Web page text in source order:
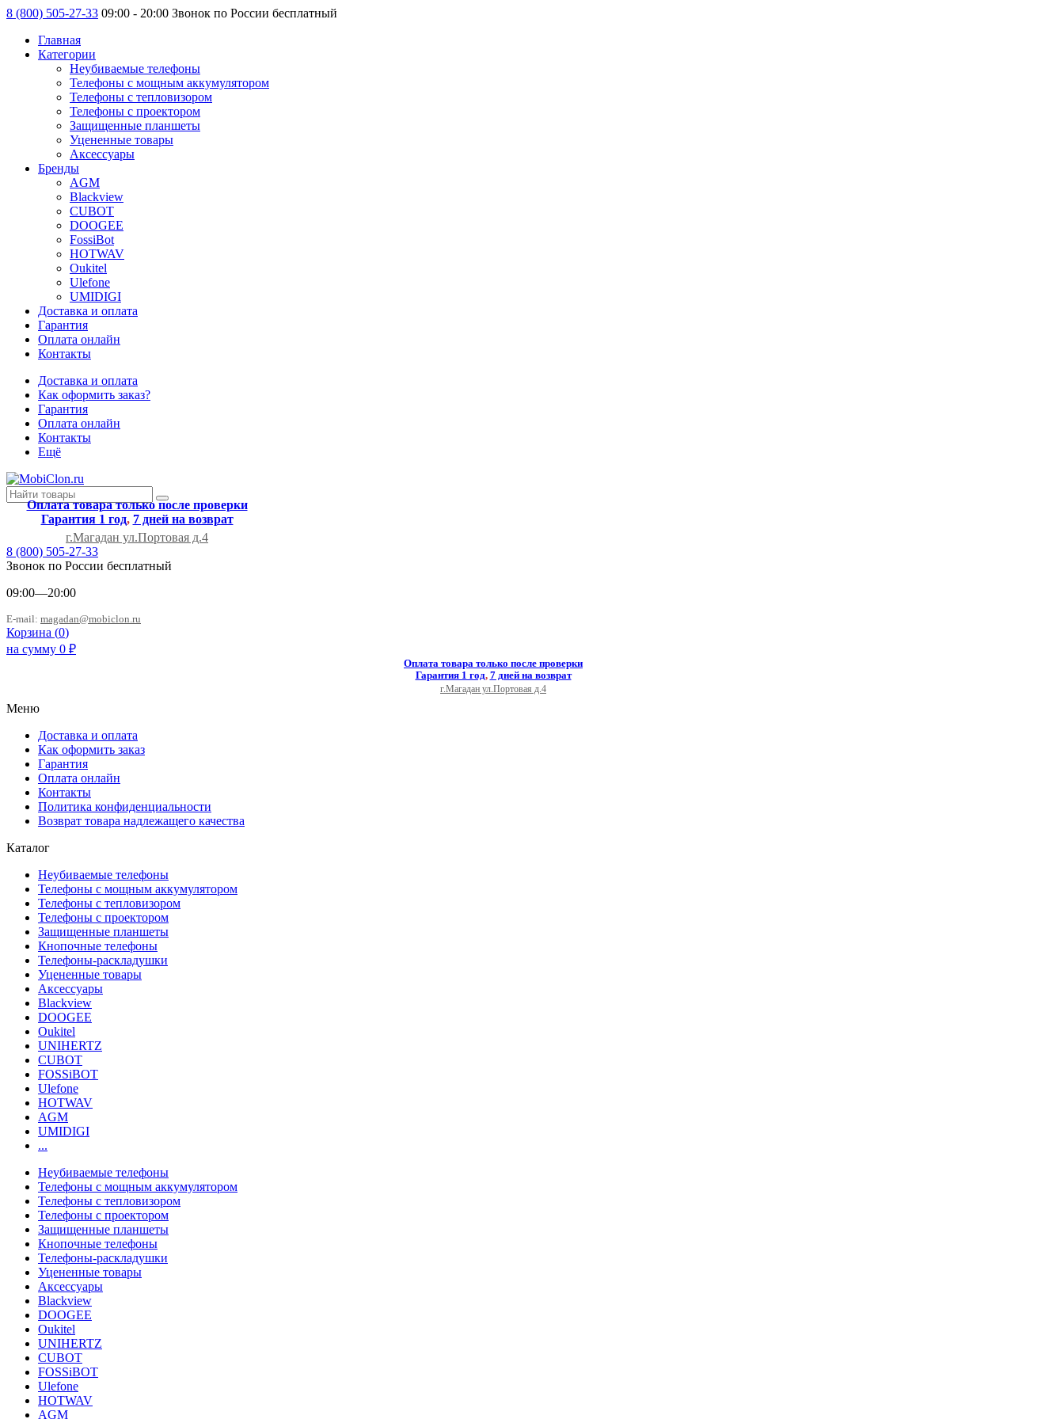
8 (800) 505-27-33 09:00 - 20:00 Звонок по России бесплатный
Главная
Категории
Неубиваемые телефоны
Телефоны с мощным аккумулятором
Телефоны с тепловизором
Телефоны с проектором
Защищенные планшеты
Уцененные товары
Аксессуары
Бренды
AGM
Blackview
CUBOT
DOOGEE
FossiBot
HOTWAV
Oukitel
Ulefone
UMIDIGI
Доставка и оплата
Гарантия
Оплата онлайн
Контакты
Доставка и оплата
Как оформить заказ?
Гарантия
Оплата онлайн
Контакты
Ещё
Оплата товара только после проверки
Гарантия 1 год, 7 дней на возврат
г.Магадан ул.Портовая д.4
8 (800) 505-27-33
Звонок по России бесплатный
09:00—20:00
E-mail: magadan@mobiclon.ru
Корзина (0)
на сумму 0 ₽
Оплата товара только после проверки
Гарантия 1 год, 7 дней на возврат
г.Магадан ул.Портовая д.4
Меню
Доставка и оплата
Как оформить заказ
Гарантия
Оплата онлайн
Контакты
Политика конфиденциальности
Возврат товара надлежащего качества
Каталог
Неубиваемые телефоны
Телефоны с мощным аккумулятором
Телефоны с тепловизором
Телефоны с проектором
Защищенные планшеты
Кнопочные телефоны
Телефоны-раскладушки
Уцененные товары
Аксессуары
Blackview
DOOGEE
Oukitel
UNIHERTZ
CUBOT
FOSSiBOT
Ulefone
HOTWAV
AGM
UMIDIGI
...
Неубиваемые телефоны
Телефоны с мощным аккумулятором
Телефоны с тепловизором
Телефоны с проектором
Защищенные планшеты
Кнопочные телефоны
Телефоны-раскладушки
Уцененные товары
Аксессуары
Blackview
DOOGEE
Oukitel
UNIHERTZ
CUBOT
FOSSiBOT
Ulefone
HOTWAV
AGM